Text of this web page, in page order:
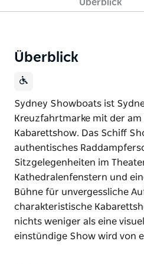
Überblick
Überblick
Sydney Showboats ist
Kreuzfahrtmarke mit der
Kabarettshow. Das Schiff
authentisches
Sitzgelegenheiten im
Kathedralenfenstern und
Bühne für unvergessliche
charakteristische
nichts weniger als eine
einstündige Show wird von